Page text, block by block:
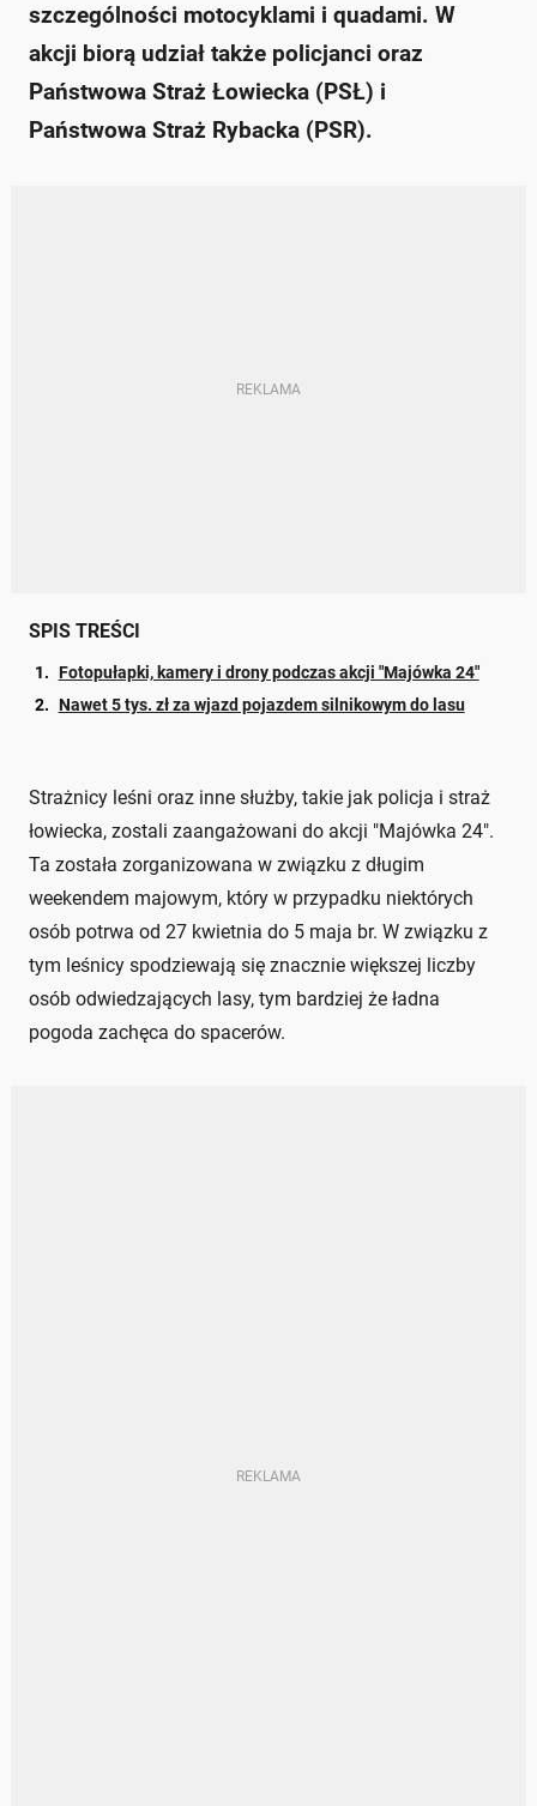
szczególności motocyklami i quadami. W
akcji biorą udział także policjanci oraz
Państwowa Straż Łowiecka (PSŁ) i
Państwowa Straż Rybacka (PSR).
SPIS TREŚCI
Fotopułapki, kamery i drony podczas akcji "Majówka 24"
Nawet 5 tys. zł za wjazd pojazdem silnikowym do lasu
Strażnicy leśni oraz inne służby, takie jak policja i straż
łowiecka, zostali zaangażowani do akcji "Majówka 24".
Ta została zorganizowana w związku z długim
weekendem majowym, który w przypadku niektórych
osób potrwa od 27 kwietnia do 5 maja br. W związku z
tym leśnicy spodziewają się znacznie większej liczby
osób odwiedzających lasy, tym bardziej że ładna
pogoda zachęca do spacerów.